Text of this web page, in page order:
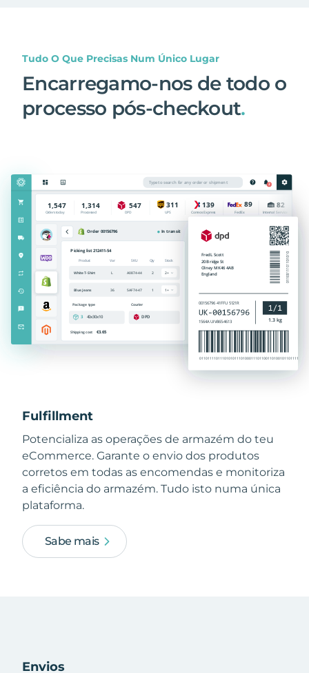
Tudo O Que Precisas Num Único Lugar
Encarregamo-nos de todo o
processo pós-checkout.
Fulfillment
Potencializa as operações de armazém do teu
eCommerce. Garante o envio dos produtos
corretos em todas as encomendas e monitoriza
a eficiência do armazém. Tudo isto numa única
plataforma.
Sabe mais
Envios